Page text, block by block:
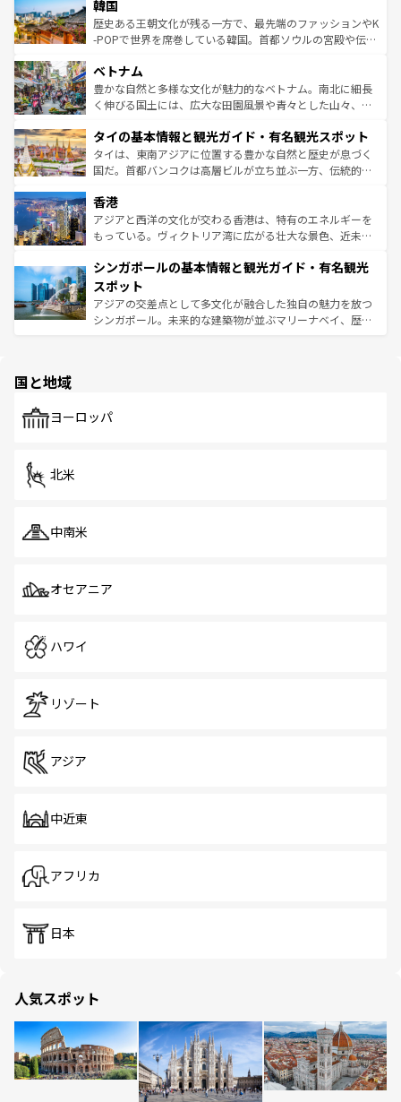
いる。アクティビティも充実しており、サーフィンやダイ
ビング、ハイキングなど、アウトドア好きにはたまらな
い。オーストラリアの多彩な魅力を存分に味わいつくそ
参照してほしい。
ン）、静ひつな山岳地帯である台湾東部など、都市の喧騒
と山間の静けさが共存しており、訪れる人に新しい発見と
驚きをもたらしてくれる。また、奥深い台湾の食文化も魅
容にもいいと評判のスイーツなど、バラエティ豊かな料理
が味わえる。 なお、新着の台湾情報は コンテンツ一覧を参
照してほしい。
韓国
歴史ある王朝文化が残る一方で、最先端のファッションやK
-POPで世界を席巻している韓国。首都ソウルの宮殿や伝統
き、地方に足を延ばせば四季折々の自然美を楽しむことが
できる。そして、キムチや焼肉、絶品のストリートフード
まで、さまざまな韓国料理が待っている。夜には、韓国な
リティに包まれながら、韓国の多彩な魅力を心ゆくまで味
わってみてほしい。 なお、新着の韓国情報はコンテンツ一
覧を参照してほしい。
ベトナム
豊かな自然と多様な文化が魅力的なベトナム。南北に細長
く伸びる国土には、広大な田園風景や青々とした山々、世
急速な発展と共に伝統が息づく。ハノイの古い町並みやホ
ーチミン市のフランス統治時代の建物も、独特の雰囲気を
醸し出している。また、バラエティの豊かさとおいしさで
とつ。フォーやバインミー、ベトナムコーヒーなどは、ぜ
ひ現地で味わいたい。どの地域を訪れてもあたたかい人々
が旅行者を迎えてくれるので、きっと忘れられない旅にな
参照してほしい。
タイの基本情報と観光ガイド・有名観光スポット
タイは、東南アジアに位置する豊かな自然と歴史が息づく
国だ。首都バンコクは高層ビルが立ち並ぶ一方、伝統的な
の活気が交差している。北部ではチェンマイなどの山岳地
帯で自然と触れ合い、南部ではプーケットやクラビの美し
いビーチでリゾート気分を楽しむことができる。タイ料理
激する。気候は一年中温暖で、どの季節にも異なる楽しみ
が待っている。親しみやすいタイの人々、仏教を中心とし
た文化、そして多様な観光資源が、訪れる旅人を魅了し続
ける。 なお、新着のタイ情報はコンテンツ一覧を参照して
香港
アジアと西洋の文化が交わる香港は、特有のエネルギーを
もっている。ヴィクトリア湾に広がる壮大な景色、近未来
み、どこを訪れても感動するはず。観光スポットが密集し
ており、効率よく見どころを回れるのも魅力。息をのむよ
うな絶景から文化的な体験まで、香港を存分に楽しみ尽く
そう。 なお、新着の香港情報はコンテンツ一覧を参照して
シンガポールの基本情報と観光ガイド・有名観光
スポット
アジアの交差点として多文化が融合した独自の魅力を放つ
シンガポール。未来的な建築物が並ぶマリーナベイ、歴史
で、ホーカーズは地元の風情を楽しめる外せないスポット
国と地域
ヨーロッパ
北米
中南米
オセアニア
ハワイ
リゾート
アジア
中近東
アフリカ
日本
人気スポット